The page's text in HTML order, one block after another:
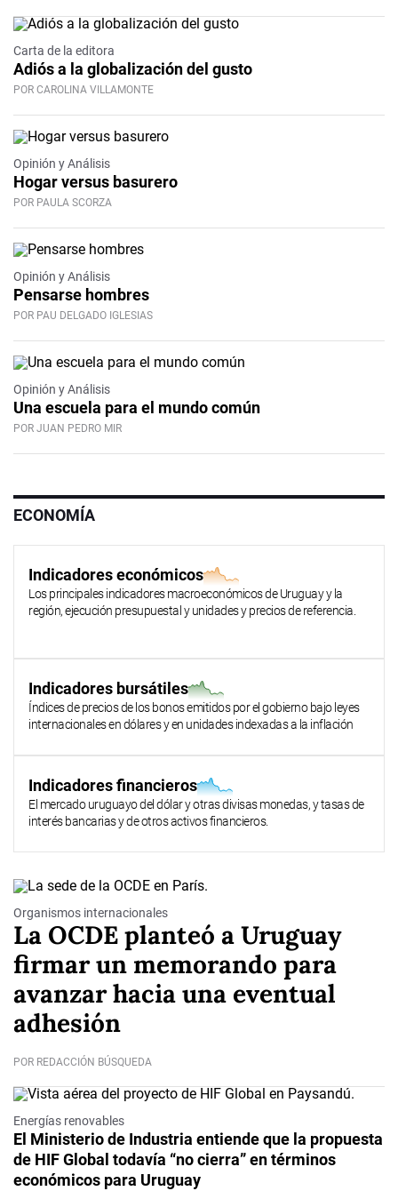
Carta de la editora
Adiós a la globalización del gusto
POR CAROLINA VILLAMONTE
Opinión y Análisis
Hogar versus basurero
POR PAULA SCORZA
Video
Opinión y Análisis
Pensarse hombres
POR PAU DELGADO IGLESIAS
Opinión y Análisis
Una escuela para el mundo común
POR JUAN PEDRO MIR
ECONOMÍA
Indicadores económicos
Los principales indicadores macroeconómicos de Uruguay y la
región, ejecución presupuestal y unidades y precios de referencia.
Indicadores bursátiles
Índices de precios de los bonos emitidos por el gobierno bajo leyes
internacionales en dólares y en unidades indexadas a la inflación
Indicadores financieros
El mercado uruguayo del dólar y otras divisas monedas, y tasas de
interés bancarias y de otros activos financieros.
Organismos internacionales
La OCDE planteó a Uruguay
firmar un memorando para
avanzar hacia una eventual
adhesión
POR REDACCIÓN BÚSQUEDA
Energías renovables
El Ministerio de Industria entiende que la propuesta
de HIF Global todavía “no cierra” en términos
económicos para Uruguay